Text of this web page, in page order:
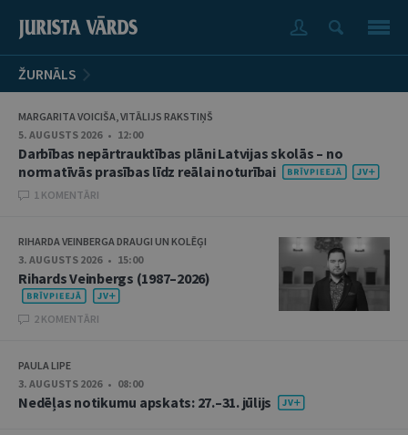
ŽURNĀLS
MARGARITA VOICIŠA, VITĀLIJS RAKSTIŅŠ
5. AUGUSTS 2026 • 12:00
Darbības nepārtrauktības plāni Latvijas skolās – no
normatīvās prasības līdz reālai noturībai
1 KOMENTĀRI
RIHARDA VEINBERGA DRAUGI UN KOLĒĢI
3. AUGUSTS 2026 • 15:00
Rihards Veinbergs (1987–2026)
2 KOMENTĀRI
PAULA LIPE
3. AUGUSTS 2026 • 08:00
Nedēļas notikumu apskats: 27.–31. jūlijs